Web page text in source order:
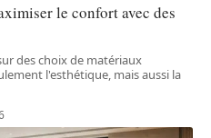
le confort avec des
des choix de matériaux
l'esthétique, mais aussi la